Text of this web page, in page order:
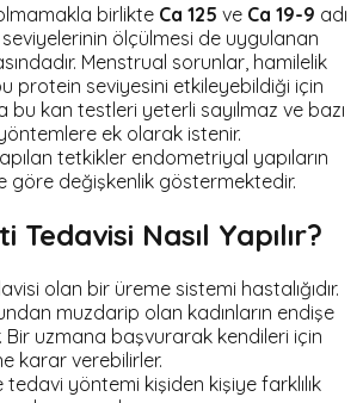
birlikte Ca 125 ve Ca 19-9 adı
ölçülmesi de uygulanan
Menstrual sorunlar, hamilelik
protein seviyesini etkileyebildiği için
bu kan testleri yeterli sayılmaz ve bazı
ek olarak istenir.
tetkikler endometriyal yapıların
göre değişkenlik göstermektedir.
Tedavisi Nasıl Yapılır?
olan bir üreme sistemi hastalığıdır.
muzdarip olan kadınların endişe
Bir uzmana başvurarak kendileri için
karar verebilirler.
yöntemi kişiden kişiye farklılık